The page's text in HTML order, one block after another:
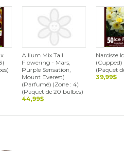
Allium Mix Tall
Flowering - Mars,
Purple Sensation,
Mount Everest)
(Parfumé) (Zone : 4)
(Paquet de 20 bulbes)
44,99$
Narcisse
(Cupped)
(Paquet
39,99$